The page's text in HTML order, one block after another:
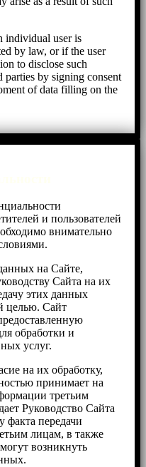
individual user is
by law, or if the user
to disclose such
by signing consent
of data filling on the
и пользователей
внимательно
на Сайте,
Сайта на их
этих данных
целью. Cайт
обработки и
услуг.
на их обработку,
принимает на
третьим
Руководство Сайта
факта передачи
лицам, в также
возникнуть